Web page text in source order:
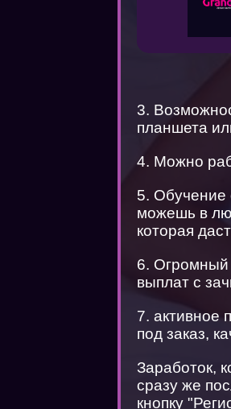
3.
планшета
4. Можно
5. Обучение
можешь в
которая
6. Огромный
выплат с
7. активное
под заказ,
Заработок,
сразу же
кнопку